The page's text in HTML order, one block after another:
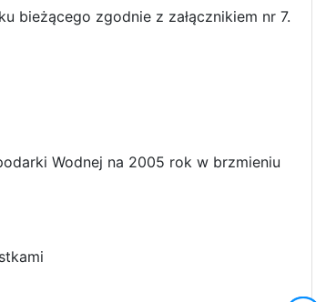
bieżącego zgodnie z załącznikiem nr 7.
Wodnej na 2005 rok w brzmieniu